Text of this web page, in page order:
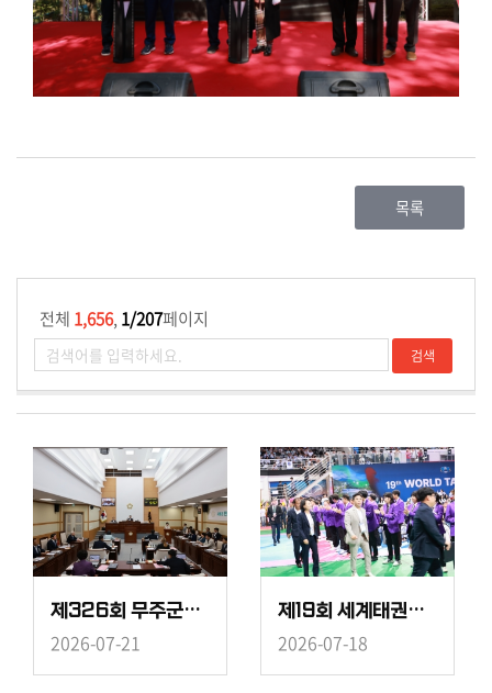
목록
전체 1,656, 1/207페이지
제326회 무주군의회 임시회
2026-07-21
제19회 세계태권도문화엑스포 개회식
2026-07-18